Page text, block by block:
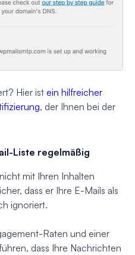
Hier ist ein hilfreicher
, der Ihnen bei der
Liste regelmäßig
mit Ihren Inhalten
dass er Ihre E-Mails als
ignoriert.
Raten und einer
dass Ihre Nachrichten